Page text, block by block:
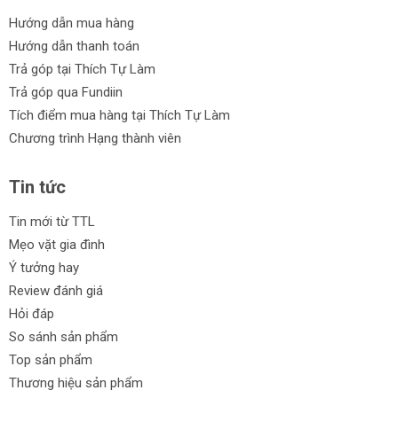
Hướng dẫn mua hàng
Hướng dẫn thanh toán
Trả góp tại Thích Tự Làm
Trả góp qua Fundiin
Tích điểm mua hàng tại Thích Tự Làm
Chương trình Hạng thành viên
Tin tức
Tin mới từ TTL
Mẹo vặt gia đình
Ý tưởng hay
Review đánh giá
Hỏi đáp
So sánh sản phẩm
Top sản phẩm
Thương hiệu sản phẩm